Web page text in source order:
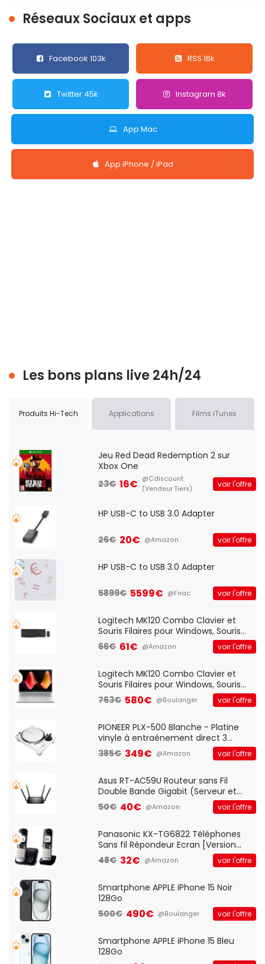
Réseaux Sociaux et apps
Facebook 103k RSS 16k
Twitter 45k Instagram 8k
App Mac
App iPhone / iPad
Les bons plans live 24h/24
Produits Hi-Tech Applications Films iTunes
Jeu Red Dead Redemption 2 sur
Xbox One
23€ 16€ @Cdiscount
(Vendeur Tiers)
voir l'offre
HP USB-C to USB 3.0 Adapter
26€ 20€ @Amazon voir l'offre
HP USB-C to USB 3.0 Adapter
5899€ 5599€ @Fnac voir l'offre
Logitech MK120 Combo Clavier et
Souris Filaires pour Windows, Souris
Optique Filaire, Connexion USB Plug
And Play, Confortable, Taille
QWERTY UK - Noir
66€ 61€ @Amazon voir l'offre
Logitech MK120 Combo Clavier et
Souris Filaires pour Windows, Souris
Optique Filaire, Connexion USB Plug
And Play, Confortable, Taille
QWERTY UK - Noir
763€ 580€ @Boulanger voir l'offre
PIONEER PLX-500 Blanche - Platine
vinyle à entraénement direct 3
vitesses (33-45-78 trs/min) avec
pre-ampli intégré et port USB
385€ 349€ @Amazon voir l'offre
Asus RT-AC59U Routeur sans Fil
Double Bande Gigabit (Serveur et
Client VPN, Triple Vlan, Mode Point
d'accès et Bridge, contrôle Parental,
50€ 40€ @Amazon voir l'offre
Panasonic KX-TG6822 Téléphones
Sans fil Répondeur Ecran [Version
Française]
48€ 32€ @Amazon voir l'offre
Smartphone APPLE iPhone 15 Noir
128Go
500€ 490€ @Boulanger voir l'offre
Smartphone APPLE iPhone 15 Bleu
128Go